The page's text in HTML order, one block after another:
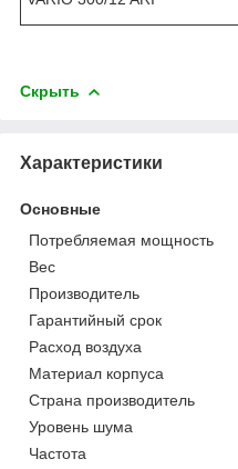
Скрыть
Характеристики
Основные
Потребляемая мощность
Вес
Производитель
Гарантийный срок
Расход воздуха
Материал корпуса
Страна производитель
Уровень шума
Частота